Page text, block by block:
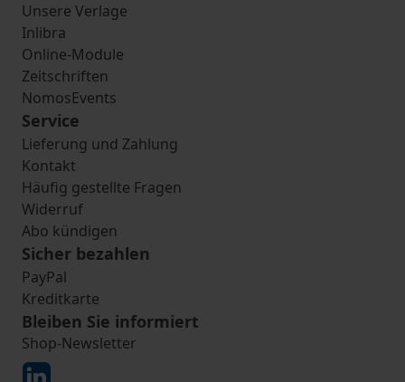
Unsere Verlage
Inlibra
Online-Module
Zeitschriften
NomosEvents
Service
Lieferung und Zahlung
Kontakt
Häufig gestellte Fragen
Widerruf
Abo kündigen
Sicher bezahlen
PayPal
Kreditkarte
Bleiben Sie informiert
Shop-Newsletter